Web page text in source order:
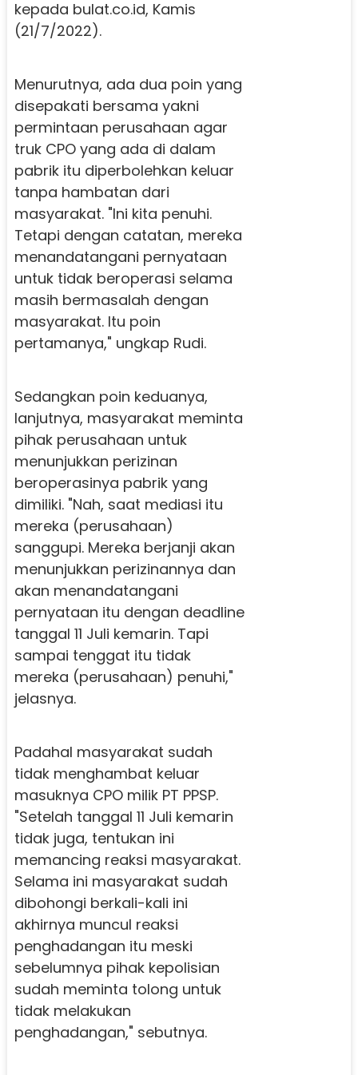
kepada bulat.co.id, Kamis
(21/7/2022).
Menurutnya, ada dua poin yang
disepakati bersama yakni
permintaan perusahaan agar
truk CPO yang ada di dalam
pabrik itu diperbolehkan keluar
tanpa hambatan dari
masyarakat. "Ini kita penuhi.
Tetapi dengan catatan, mereka
menandatangani pernyataan
untuk tidak beroperasi selama
masih bermasalah dengan
masyarakat. Itu poin
pertamanya," ungkap Rudi.
Sedangkan poin keduanya,
lanjutnya, masyarakat meminta
pihak perusahaan untuk
menunjukkan perizinan
beroperasinya pabrik yang
dimiliki. "Nah, saat mediasi itu
mereka (perusahaan)
sanggupi. Mereka berjanji akan
menunjukkan perizinannya dan
akan menandatangani
pernyataan itu dengan deadline
tanggal 11 Juli kemarin. Tapi
sampai tenggat itu tidak
mereka (perusahaan) penuhi,"
jelasnya.
Padahal masyarakat sudah
tidak menghambat keluar
masuknya CPO milik PT PPSP.
"Setelah tanggal 11 Juli kemarin
tidak juga, tentukan ini
memancing reaksi masyarakat.
Selama ini masyarakat sudah
dibohongi berkali-kali ini
akhirnya muncul reaksi
penghadangan itu meski
sebelumnya pihak kepolisian
sudah meminta tolong untuk
tidak melakukan
penghadangan," sebutnya.